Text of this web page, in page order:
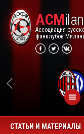
ACM
Ассоциация
фанклубов
СТАТЬИ И МАТЕРИАЛЫ